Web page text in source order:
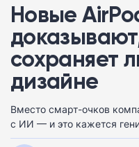
Новые
сохраняет
дизайне
Вместо смарт-очков
с ИИ — и это кажется